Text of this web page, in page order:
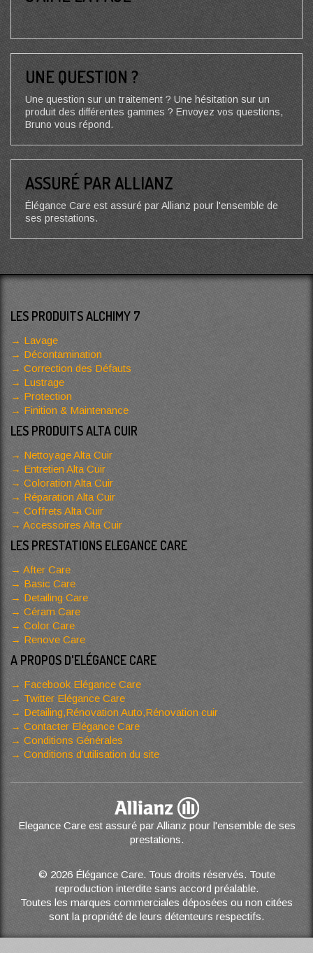
UNE QUESTION ?
Une question sur un traitement ? Une hésitation sur un
produit des différentes gammes ? Envoyez vos questions,
Bruno vous répond.
ASSURÉ PAR ALLIANZ
Élégance Care est assuré par Allianz pour l'ensemble de
ses prestations.
LES PRODUITS ALCHIMY 7
Lavage
Décontamination
Correction des Défauts
Lustrage
Protection
Finition & Maintenance
LES PRODUITS ALTA CUIR
Nettoyage Alta Cuir
Entretien Alta Cuir
Coloration Alta Cuir
Réparation Alta Cuir
Coffrets Alta Cuir
Accessoires Alta Cuir
LES PRESTATIONS ELEGANCE CARE
After Care
Basic Care
Detailing Care
Céram Care
Color Care
Renove Care
A PROPOS D'ELÉGANCE CARE
Facebook Elégance Care
Twitter Elégance Care
Detailing,Rénovation Auto,Rénovation cuir
Contacter Elégance Care
Conditions Générales
Conditions d’utilisation du site
Elegance Care est assuré par Allianz pour l'ensemble de ses
prestations.
© 2026 Élégance Care. Tous droits réservés. Toute
reproduction interdite sans accord préalable.
Toutes les marques commerciales déposées ou non citées
sont la propriété de leurs détenteurs respectifs.